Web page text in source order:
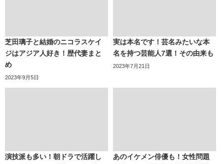
芝田璃子と結婚のニコラスケイ
ジはアジア人好き！歴代妻まと
め
2023年9月5日
実は本名です！芸名みたいな本
名を持つ芸能人7選！その由来も
2023年7月21日
演技派も多い！朝ドラで活躍し
あのイケメン俳優も！女性問題